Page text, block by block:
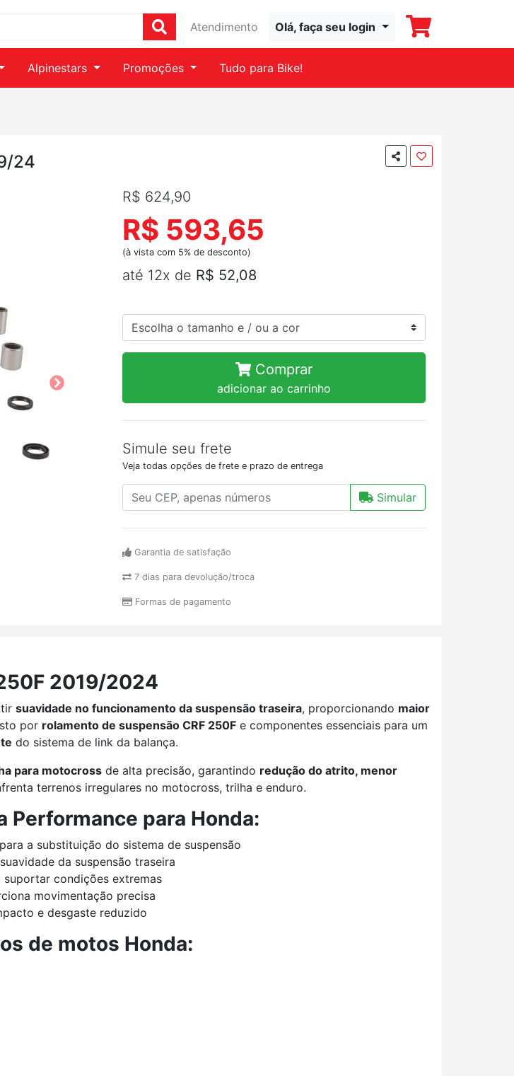
Atendimento Olá, faça seu login
Alpinestars Promoções Tudo para Bike!
24
R$ 624,90
R$ 593,65
(à vista com 5% de desconto)
até 12x de R$ 52,08
Comprar
adicionar ao carrinho
Simule seu frete
Veja todas opções de frete e prazo de entrega
Simular
Garantia de satisfação
7 dias para devolução/troca
Formas de pagamento
2019/2024
suavidade no funcionamento da suspensão traseira, proporcionando maior
por rolamento de suspensão CRF 250F e componentes essenciais para um
do sistema de link da balança.
para motocross de alta precisão, garantindo redução do atrito, menor
terrenos irregulares no motocross, trilha e enduro.
para Honda:
a substituição do sistema de suspensão
da suspensão traseira
suportar condições extremas
movimentação precisa
e desgaste reduzido
de motos Honda: